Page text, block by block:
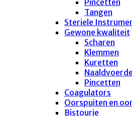
Tangen
Steriele
Gewone kwaliteit
Scharen
Klemmen
Kuretten
Pincetten
Coagulators
Oorspuiten en
Bistourie